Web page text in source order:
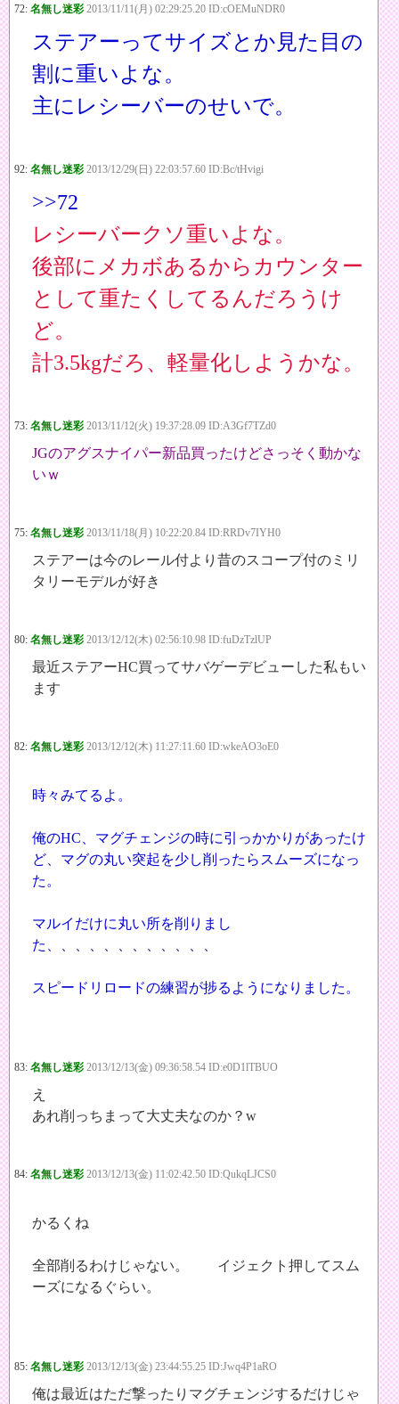
72: 名無し迷彩 2013/11/11(月) 02:29:25.20 ID:cOEMuNDR0
ステアーってサイズとか見た目の
割に重いよな。
主にレシーバーのせいで。
92: 名無し迷彩 2013/12/29(日) 22:03:57.60 ID:Bc/tHvigi
>>72
レシーバークソ重いよな。
後部にメカボあるからカウンター
として重たくしてるんだろうけ
ど。
計3.5kgだろ、軽量化しようかな。
73: 名無し迷彩 2013/11/12(火) 19:37:28.09 ID:A3Gf7TZd0
JGのアグスナイパー新品買ったけどさっそく動かな
いｗ
75: 名無し迷彩 2013/11/18(月) 10:22:20.84 ID:RRDv7IYH0
ステアーは今のレール付より昔のスコープ付のミリ
タリーモデルが好き
80: 名無し迷彩 2013/12/12(木) 02:56:10.98 ID:fuDzTzlUP
最近ステアーHC買ってサバゲーデビューした私もい
ます
82: 名無し迷彩 2013/12/12(木) 11:27:11.60 ID:wkeAO3oE0
時々みてるよ。
俺のHC、マグチェンジの時に引っかかりがあったけ
ど、マグの丸い突起を少し削ったらスムーズになっ
た。
マルイだけに丸い所を削りまし
た、、、、、、、、、、、、
スピードリロードの練習が捗るようになりました。
83: 名無し迷彩 2013/12/13(金) 09:36:58.54 ID:e0D1lTBUO
え
あれ削っちまって大丈夫なのか？w
84: 名無し迷彩 2013/12/13(金) 11:02:42.50 ID:QukqLJCS0
かるくね
全部削るわけじゃない。 イジェクト押してスム
ーズになるぐらい。
85: 名無し迷彩 2013/12/13(金) 23:44:55.25 ID:Jwq4P1aRO
俺は最近はただ撃ったりマグチェンジするだけじゃ